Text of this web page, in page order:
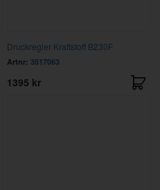
Druckregler Kraftstoff B230F
Artnr: 3517063
1395 kr